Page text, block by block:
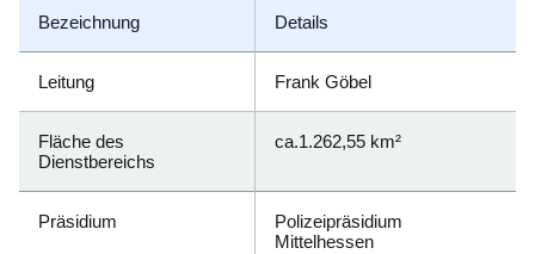
Bezeichnung Details
Leitung Frank Göbel
Fläche des
Dienstbereichs
ca.1.262,55 km²
Präsidium
Polizeipräsidium
Mittelhessen